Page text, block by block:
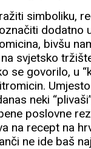
simboliku,
dodatno
bivšu
svjetsko
se govorilo, u
neki
poslovne
na recept na
ne ide baš